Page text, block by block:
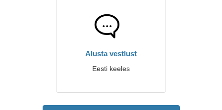
Alusta vestlust
Eesti keeles